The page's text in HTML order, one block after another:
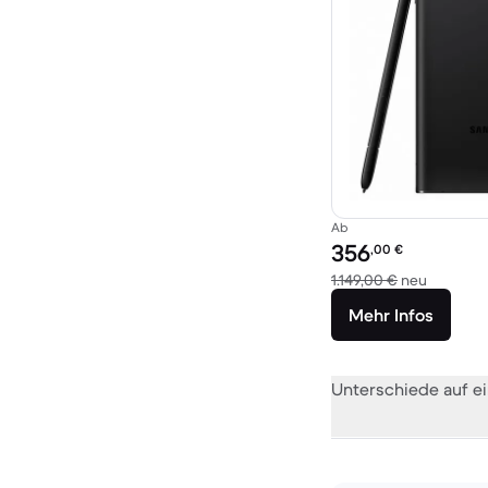
Ab
Preis des erneuerten
356,00 €
1.149,00 € neu
Mehr Infos
Unterschiede auf